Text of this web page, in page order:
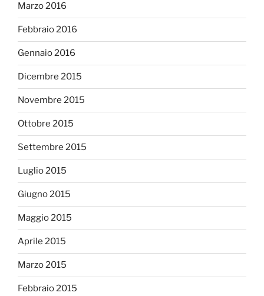
Marzo 2016
Febbraio 2016
Gennaio 2016
Dicembre 2015
Novembre 2015
Ottobre 2015
Settembre 2015
Luglio 2015
Giugno 2015
Maggio 2015
Aprile 2015
Marzo 2015
Febbraio 2015